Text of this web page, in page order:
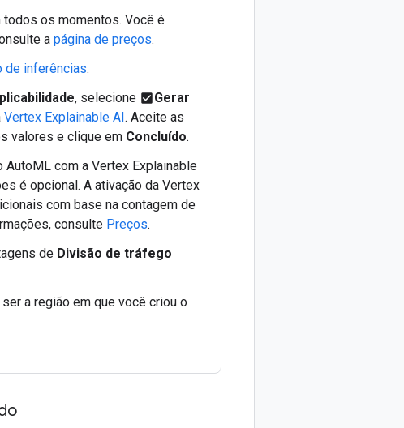
os momentos. Você é
a página de preços.
de inferências.
, selecione check_boxGerar
Vertex Explainable AI. Aceite as
valores e clique em Concluído.
com a Vertex Explainable
é opcional. A ativação da Vertex
com base na contagem de
consulte Preços.
de Divisão de tráfego
a região em que você criou o